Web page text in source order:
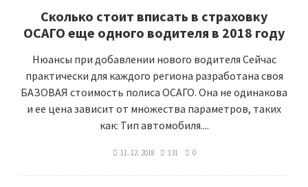
Сколько стоит вписать в страховку
ОСАГО еще одного водителя в 2018 году
Нюансы при добавлении нового водителя Сейчас
практически для каждого региона разработана своя
БАЗОВАЯ стоимость полиса ОСАГО. Она не одинакова
и ее цена зависит от множества параметров, таких
как: Тип автомобиля....
11. 12. 2018 131 0